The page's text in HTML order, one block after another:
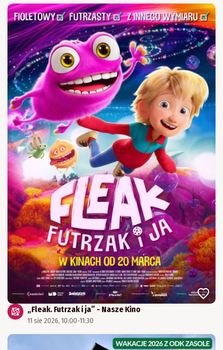
„Fleak. Futrzak i ja” - Nasze Kino
11 sie 2026, 10:00-11:30